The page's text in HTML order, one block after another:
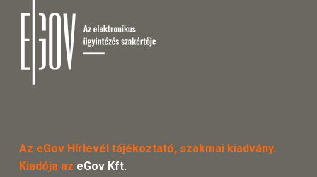
Az eGov Hírlevél tájékoztató, szakmai kiadvány.
Kiadója az eGov Kft.